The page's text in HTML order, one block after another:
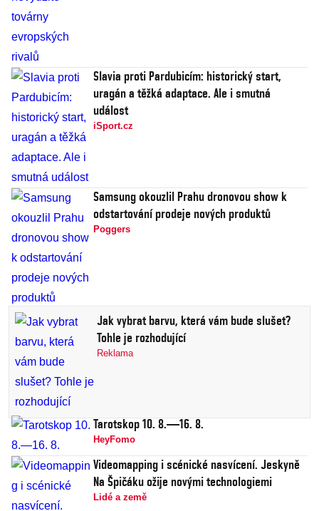
Slavia proti Pardubicím: historický start,
uragán a těžká adaptace. Ale i smutná
událost
iSport.cz
Samsung okouzlil Prahu dronovou show k
odstartování prodeje nových produktů
Poggers
Jak vybrat barvu, která vám bude slušet?
Tohle je rozhodující
Reklama
Tarotskop 10. 8.—16. 8.
HeyFomo
Videomapping i scénické nasvícení. Jeskyně
Na Špičáku ožije novými technologiemi
Lidé a země